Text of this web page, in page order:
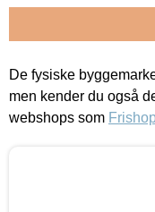
De fysiske
men kender du også
webshops som